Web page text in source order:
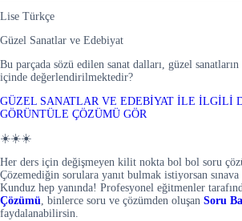
Lise Türkçe
Güzel Sanatlar ve Edebiyat
Bu parçada sözü edilen sanat dalları, güzel sanatların
içinde değerlendirilmektedir?
GÜZEL SANATLAR VE EDEBİYAT İLE İLGİLİ
GÖRÜNTÜLE ÇÖZÜMÜ GÖR
☀️☀️☀️
Her ders için değişmeyen kilit nokta bol bol soru
Çözemediğin sorulara yanıt bulmak istiyorsan sınava
Kunduz hep yanında! Profesyonel eğitmenler
Çözümü, binlerce soru ve çözümden oluşan Soru
faydalanabilirsin.